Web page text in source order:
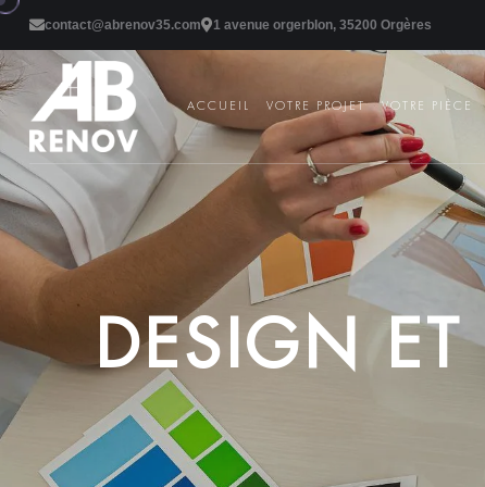
contact@abrenov35.com 1 avenue orgerblon, 35200 Orgères
ACCUEIL VOTRE PROJET VOTRE PIÈCE
DESIGN ET